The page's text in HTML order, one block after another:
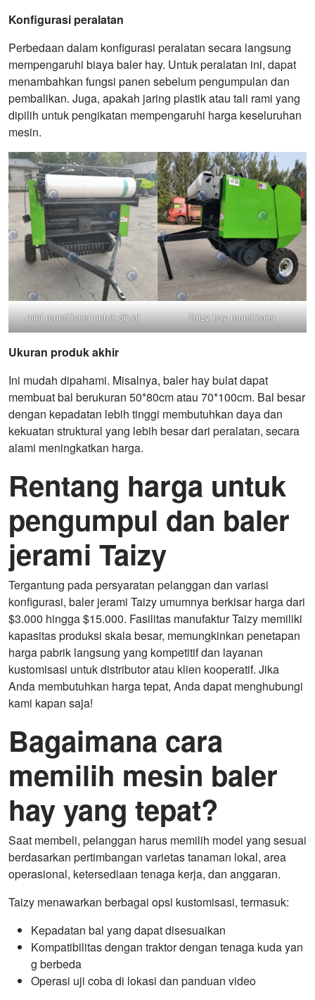
Konfigurasi peralatan
Perbedaan dalam konfigurasi peralatan secara langsung
mempengaruhi biaya baler hay. Untuk peralatan ini, dapat
menambahkan fungsi panen sebelum pengumpulan dan
pembalikan. Juga, apakah jaring plastik atau tali rami yang
dipilih untuk pengikatan mempengaruhi harga keseluruhan
mesin.
mini round baler untuk dijual Taizy hay round baler
Ukuran produk akhir
Ini mudah dipahami. Misalnya, baler hay bulat dapat
membuat bal berukuran 50*80cm atau 70*100cm. Bal besar
dengan kepadatan lebih tinggi membutuhkan daya dan
kekuatan struktural yang lebih besar dari peralatan, secara
alami meningkatkan harga.
Rentang harga untuk
pengumpul dan baler
jerami Taizy
Tergantung pada persyaratan pelanggan dan variasi
konfigurasi, baler jerami Taizy umumnya berkisar harga dari
$3.000 hingga $15.000. Fasilitas manufaktur Taizy memiliki
kapasitas produksi skala besar, memungkinkan penetapan
harga pabrik langsung yang kompetitif dan layanan
kustomisasi untuk distributor atau klien kooperatif. Jika
Anda membutuhkan harga tepat, Anda dapat menghubungi
kami kapan saja!
Bagaimana cara
memilih mesin baler
hay yang tepat?
Saat membeli, pelanggan harus memilih model yang sesuai
berdasarkan pertimbangan varietas tanaman lokal, area
operasional, ketersediaan tenaga kerja, dan anggaran.
Taizy menawarkan berbagai opsi kustomisasi, termasuk:
Kepadatan bal yang dapat disesuaikan
Kompatibilitas dengan traktor dengan tenaga kuda yan
g berbeda
Operasi uji coba di lokasi dan panduan video